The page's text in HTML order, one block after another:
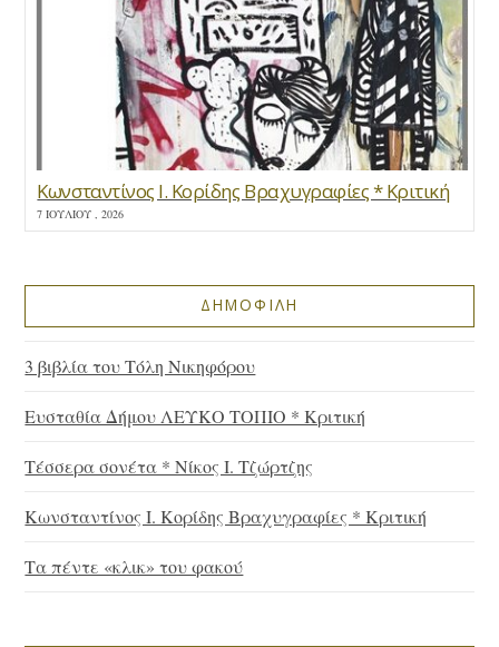
Κωνσταντίνος Ι. Κορίδης Βραχυγραφίες * Κριτική
7 ΙΟΥΛΊΟΥ , 2026
ΔΗΜΟΦΙΛΗ
3 βιβλία του Τόλη Νικηφόρου
Ευσταθία Δήμου ΛΕΥΚΟ ΤΟΠΙΟ * Κριτική
Τέσσερα σονέτα * Νίκος Ι. Τζώρτζης
Κωνσταντίνος Ι. Κορίδης Βραχυγραφίες * Κριτική
Τα πέντε «κλικ» του φακού